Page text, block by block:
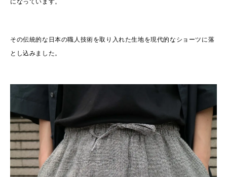
その伝統的な日本の職人技術を取り入れた生地を現代的なショーツに落
とし込みました。